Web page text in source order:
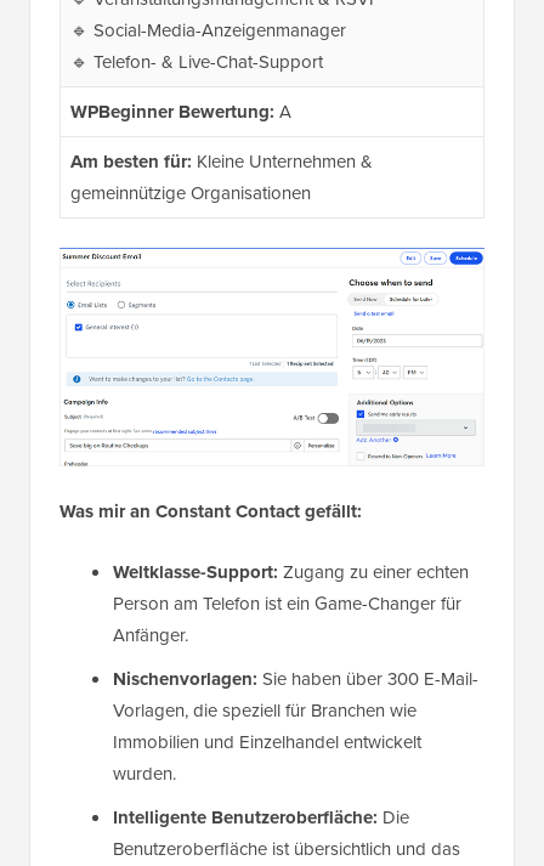
🔹 Social-Media-Anzeigenmanager
🔹 Telefon- & Live-Chat-Support
WPBeginner Bewertung: A
Am besten für: Kleine Unternehmen &
gemeinnützige Organisationen
Was mir an Constant Contact gefällt:
Weltklasse-Support: Zugang zu einer echten
Person am Telefon ist ein Game-Changer für
Anfänger.
Nischenvorlagen: Sie haben über 300 E-Mail-
Vorlagen, die speziell für Branchen wie
Immobilien und Einzelhandel entwickelt
wurden.
Intelligente Benutzeroberfläche: Die
Benutzeroberfläche ist übersichtlich und das